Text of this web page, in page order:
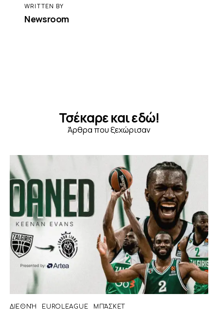
WRITTEN BY
Newsroom
Τσέκαρε και εδώ!
Άρθρα που ξεχώρισαν
ΔΙΕΘΝΉ EUROLEAGUE ΜΠΆΣΚΕΤ